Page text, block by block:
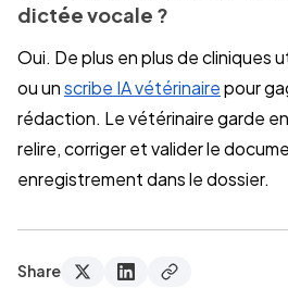
dictée vocale ?
Oui. De plus en plus de cliniques
ou unscribe IA vétérinairepour
rédaction. Le vétérinaire garde
relire, corriger et valider le
enregistrement dans le dossier.
Share